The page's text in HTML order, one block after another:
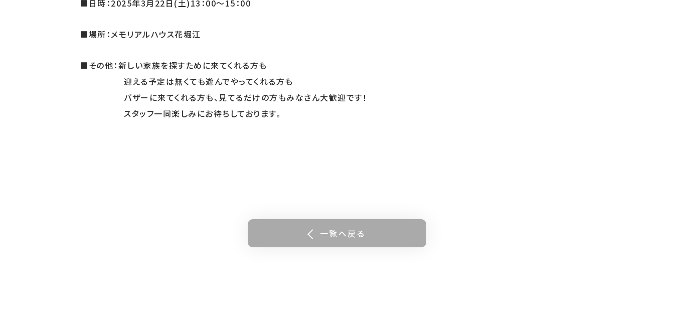
■日時：2025年3月22日(土)13：00～15：00
■場所：メモリアルハウス花堀江
■その他：新しい家族を探すために来てくれる方も
迎える予定は無くても遊んでやってくれる方も
バザーに来てくれる方も、見てるだけの方もみなさん大歓迎です！
スタッフ一同楽しみにお待ちしております。
一覧へ戻る